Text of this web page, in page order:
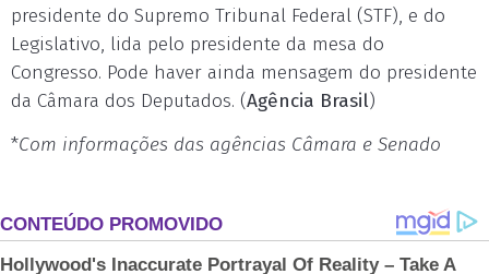
presidente do Supremo Tribunal Federal (STF), e do
Legislativo, lida pelo presidente da mesa do
Congresso. Pode haver ainda mensagem do presidente
da Câmara dos Deputados. (Agência Brasil)
*Com informações das agências Câmara e Senado